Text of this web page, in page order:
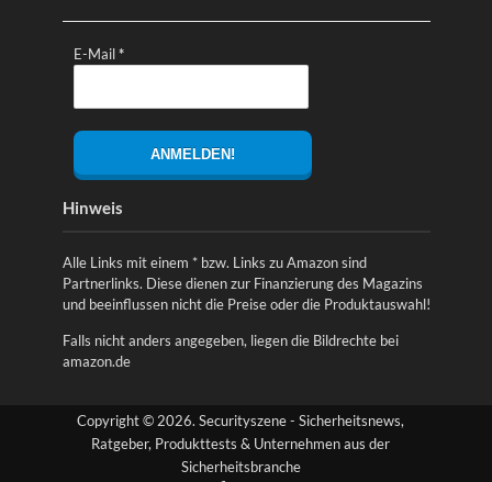
E-Mail*
Hinweis
Alle Links mit einem * bzw. Links zu Amazon sind
Partnerlinks. Diese dienen zur Finanzierung des Magazins
und beeinflussen nicht die Preise oder die Produktauswahl!
Falls nicht anders angegeben, liegen die Bildrechte bei
amazon.de
Copyright © 2026. Securityszene - Sicherheitsnews,
Ratgeber, Produkttests & Unternehmen aus der
Sicherheitsbranche